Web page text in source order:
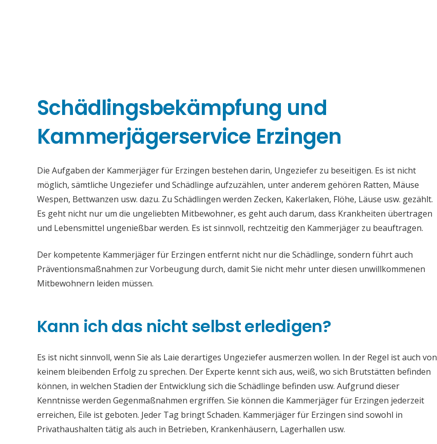
Schädlingsbekämpfung und
Kammerjägerservice Erzingen
Die Aufgaben der Kammerjäger für Erzingen bestehen darin, Ungeziefer zu beseitigen. Es ist nicht
möglich, sämtliche Ungeziefer und Schädlinge aufzuzählen, unter anderem gehören Ratten, Mäuse
Wespen, Bettwanzen usw. dazu. Zu Schädlingen werden Zecken, Kakerlaken, Flöhe, Läuse usw. gezählt.
Es geht nicht nur um die ungeliebten Mitbewohner, es geht auch darum, dass Krankheiten übertragen
und Lebensmittel ungenießbar werden. Es ist sinnvoll, rechtzeitig den Kammerjäger zu beauftragen.
Der kompetente Kammerjäger für Erzingen entfernt nicht nur die Schädlinge, sondern führt auch
Präventionsmaßnahmen zur Vorbeugung durch, damit Sie nicht mehr unter diesen unwillkommenen
Mitbewohnern leiden müssen.
Kann ich das nicht selbst erledigen?
Es ist nicht sinnvoll, wenn Sie als Laie derartiges Ungeziefer ausmerzen wollen. In der Regel ist auch von
keinem bleibenden Erfolg zu sprechen. Der Experte kennt sich aus, weiß, wo sich Brutstätten befinden
können, in welchen Stadien der Entwicklung sich die Schädlinge befinden usw. Aufgrund dieser
Kenntnisse werden Gegenmaßnahmen ergriffen. Sie können die Kammerjäger für Erzingen jederzeit
erreichen, Eile ist geboten. Jeder Tag bringt Schaden. Kammerjäger für Erzingen sind sowohl in
Privathaushalten tätig als auch in Betrieben, Krankenhäusern, Lagerhallen usw.